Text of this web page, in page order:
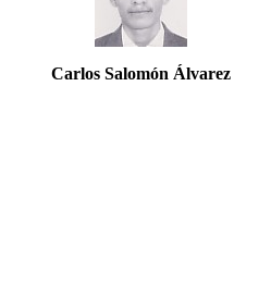
Carlos Salomón Álvarez